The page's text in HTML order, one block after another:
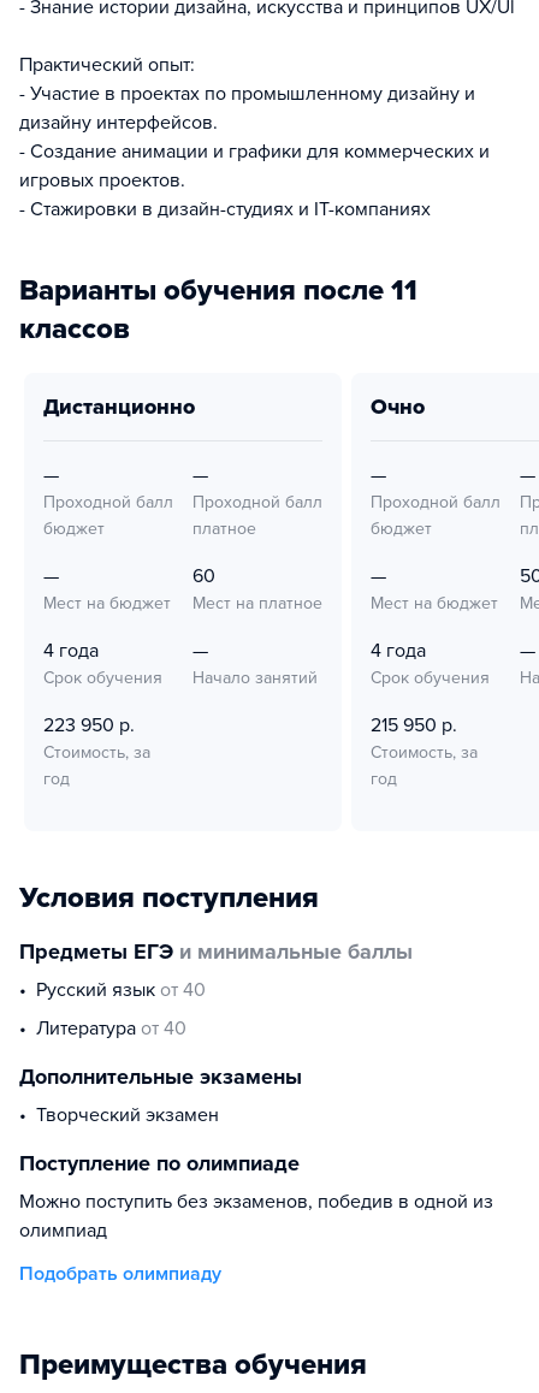
- Знание истории дизайна, искусства и принципов UX/Ul
Практический опыт:
- Участие в проектах по промышленному дизайну и
дизайну интерфейсов.
- Создание анимации и графики для коммерческих и
игровых проектов.
- Стажировки в дизайн-студиях и IТ-компаниях
Варианты обучения после 11
классов
дистанционно
—
Проходной балл
бюджет
—
Проходной балл
платное
—
Мест на бюджет
60
Мест на платное
4 года
Срок обучения
—
Начало занятий
223 950 р.
Стоимость, за
год
очно
—
Проходной балл
бюджет
—
—
Мест на бюджет
4 года
Срок обучения
—
215 950 р.
Стоимость, за
год
Условия поступления
Предметы ЕГЭ и минимальные баллы
русский язык от 40
литература от 40
Дополнительные экзамены
творческий экзамен
Поступление по олимпиаде
Можно поступить без экзаменов, победив в одной из
олимпиад
Подобрать олимпиаду
Преимущества обучения